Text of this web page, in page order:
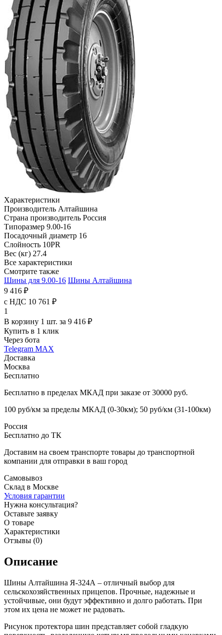
Характеристики
Производитель Алтайшина
Страна производитель Россия
Типоразмер 9.00-16
Посадочный диаметр 16
Слойность 10PR
Вес (кг) 27.4
Все характеристики
Смотрите также
Шины для 9.00-16 Шины Алтайшина
9 416 ₽
с НДС 10 761 ₽
1
В корзину 1 шт. за 9 416 ₽
Купить в 1 клик
Через бота
Telegram MAX
Доставка
Москва
Бесплатно
Бесплатно в пределах МКАД при заказе от 30000 руб.
100 руб/км за пределы МКАД (0-30км); 50 руб/км (31-100км)
Россия
Бесплатно до ТК
Доставим на своем транспорте товары до транспортной
компании для отправки в ваш город
Самовывоз
Склад в Москве
Условия гарантии
Нужна консультация?
Оставьте заявку
О товаре
Характеристики
Отзывы (0)
Описание
Шины Алтайшина Я-324А – отличный выбор для
сельскохозяйственных прицепов. Прочные, надежные и
устойчивые, они будут эффективно и долго работать. При
этом их цена не может не радовать.
Рисунок протектора шин представляет собой гладкую